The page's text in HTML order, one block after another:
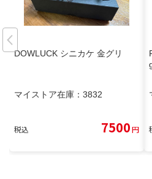
DOWLUCK シニカケ 金グリ
マイストア在庫： 3832
税込 7500円